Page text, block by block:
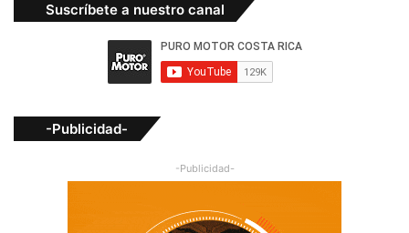
Suscríbete a nuestro canal
-Publicidad-
-Publicidad-